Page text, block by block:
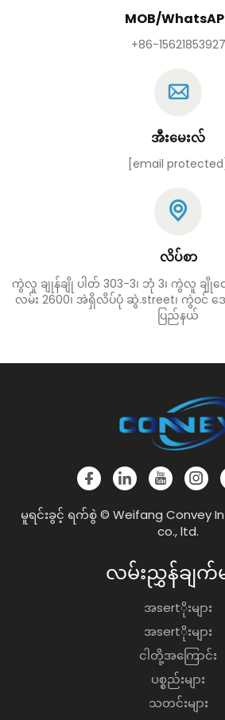
MOB/
+86-15621853927
အီးမေးလ်
[email protected]
လိပ်စာ
ကွဲလူ ချုန်ချို ပါတ် 303-3၊ ဘုံ 3၊ ကွဲလူ ချိုထ
လမ်း 2600၊ အဲရှိလိပ်ပုံ ဆွဲ.street၊ ကွဲဝင် ဒေသ
ပြည်နယ်
မူရင်းခွင့် ရက်စွဲ © Weifang Convey
co., ltd.
လမ်းညွှန်ချက်မ
အsertိုးများ
အsertိုးများ
ငါတို့အကြောင်း
ပစ္စည်းများ
သတင်းများ